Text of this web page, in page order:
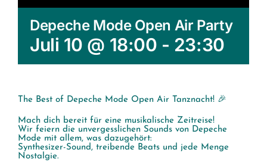
Depeche Mode Open Air Party
Juli 10 @ 18:00 - 23:30
The Best of Depeche Mode Open Air Tanznacht! 🎉
Mach dich bereit für eine musikalische Zeitreise!
Wir feiern die unvergesslichen Sounds von Depeche
Mode mit allem, was dazugehört:
Synthesizer-Sound, treibende Beats und jede Menge
Nostalgie.